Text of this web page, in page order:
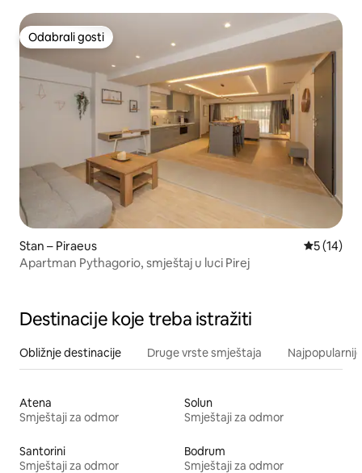
Odabrali gosti
Odabrali gosti
Stan – Piraeus Prosječna
5 (14)
Apartman Pythagorio, smještaj u luci Pirej
Destinacije koje treba istražiti
Obližnje destinacije Druge vrste smještaja
Atena
Smještaji za odmor
Solun
Smještaji za odmor
Santorini
Smještaji za odmor
Bodrum
Smještaji za odmor